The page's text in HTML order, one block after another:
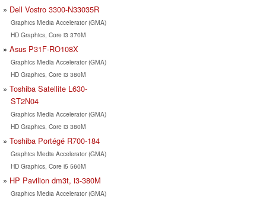
Dell Vostro 3300-N33035R
Graphics Media Accelerator (GMA)
HD Graphics, Core i3 370M
Asus P31F-RO108X
Graphics Media Accelerator (GMA)
HD Graphics, Core i3 380M
Toshiba Satellite L630-
ST2N04
Graphics Media Accelerator (GMA)
HD Graphics, Core i3 380M
Toshiba Portégé R700-184
Graphics Media Accelerator (GMA)
HD Graphics, Core i5 560M
HP Pavilion dm3t, i3-380M
Graphics Media Accelerator (GMA)